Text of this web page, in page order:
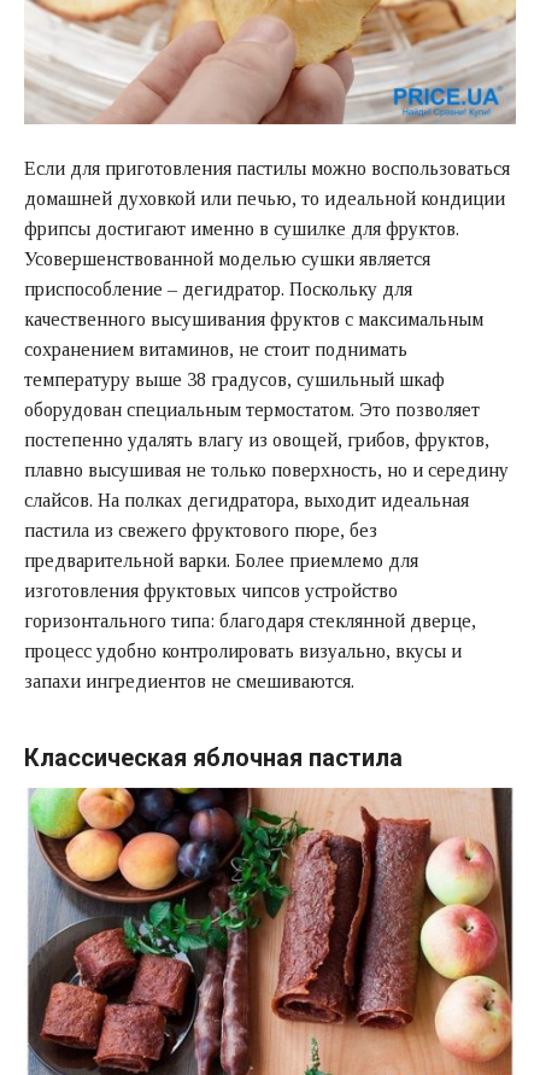
Если для приготовления пастилы можно воспользоваться
домашней духовкой или печью, то идеальной кондиции
фрипсы достигают именно в сушилке для фруктов.
Усовершенствованной моделью сушки является
приспособление – дегидратор. Поскольку для
качественного высушивания фруктов с максимальным
сохранением витаминов, не стоит поднимать
температуру выше 38 градусов, сушильный шкаф
оборудован специальным термостатом. Это позволяет
постепенно удалять влагу из овощей, грибов, фруктов,
плавно высушивая не только поверхность, но и середину
слайсов. На полках дегидратора, выходит идеальная
пастила из свежего фруктового пюре, без
предварительной варки. Более приемлемо для
изготовления фруктовых чипсов устройство
горизонтального типа: благодаря стеклянной дверце,
процесс удобно контролировать визуально, вкусы и
запахи ингредиентов не смешиваются.
Классическая яблочная пастила